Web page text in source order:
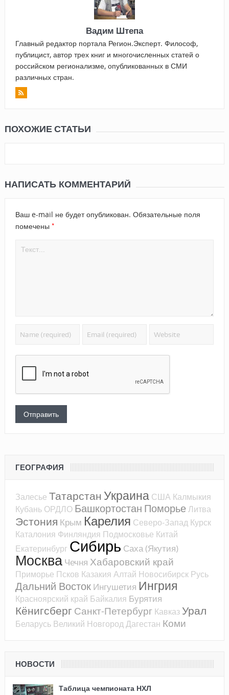
Вадим Штепа
Главный редактор портала Регион.Эксперт. Философ,
публицист, автор трех книг и многочисленных статей о
российском регионализме, опубликованных в СМИ
различных стран.
ПОХОЖИЕ СТАТЬИ
НАПИСАТЬ КОММЕНТАРИЙ
Ваш e-mail не будет опубликован. Обязательные поля
помечены *
ГЕОГРАФИЯ
Залесье Татарстан Украина США Калмыкия
Кубань ОРДЛО Башкортостан ПоморьеЛитва
Эстония Крым Карелия Северо-Запад Курск
Каталония Финляндия Подмосковье Китай
Екатеринбург Сибирь Саха (Якутия)
Москва Чечня Хабаровский край
Приморье Псков Казакия Алтай Новосибирск Русь
Дальний Восток Ингушетия Ингрия
Красноярский край Байкалия Бурятия
Кёнигсберг Санкт-Петербург Кавказ Урал
Беларусь Великий НовгородДагестан Коми
НОВОСТИ
Таблица чемпионата НХЛ